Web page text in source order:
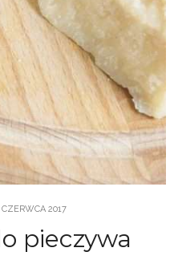
CZERWCA 2017
pieczywa